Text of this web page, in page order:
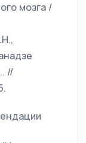
мозга /
//